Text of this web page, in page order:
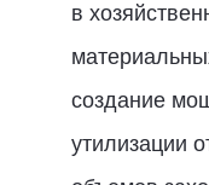
в
создание
утилизации